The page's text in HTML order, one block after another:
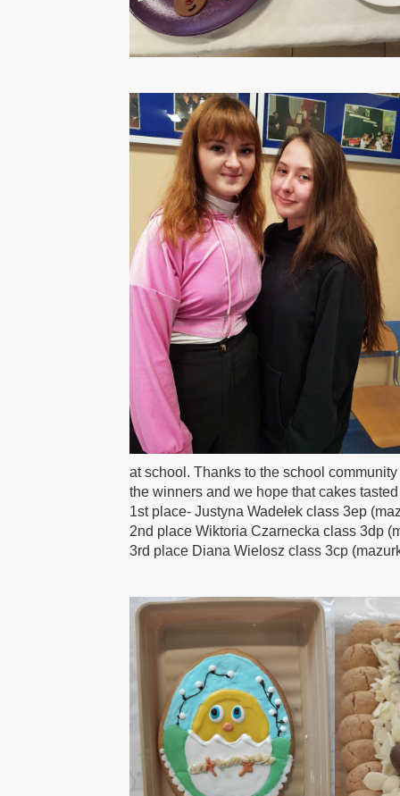
at school. Thanks to the school
the winners and we hope that cakes
1st place- Justyna Wadełek class 3ep
2nd place Wiktoria Czarnecka class 3dp
3rd place Diana Wielosz class 3cp